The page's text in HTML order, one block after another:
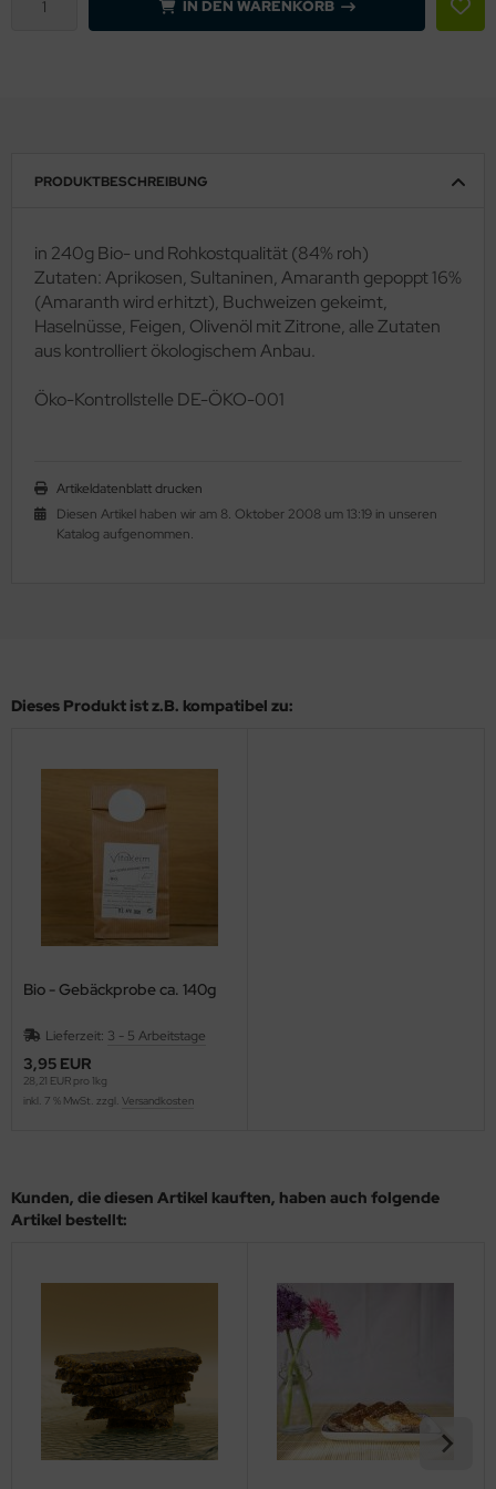
IN DEN WARENKORB
PRODUKTBESCHREIBUNG
in 240g Bio- und Rohkostqualität (84% roh)
Zutaten: Aprikosen, Sultaninen, Amaranth gepoppt 16%
(Amaranth wird erhitzt), Buchweizen gekeimt,
Haselnüsse, Feigen, Olivenöl mit Zitrone, alle Zutaten
aus kontrolliert ökologischem Anbau.
Öko-Kontrollstelle DE-ÖKO-001
Artikeldatenblatt drucken
Diesen Artikel haben wir am 8. Oktober 2008 um 13:19 in unseren
Katalog aufgenommen.
Dieses Produkt ist z.B. kompatibel zu:
Bio - Gebäckprobe ca. 140g
Lieferzeit: 3 - 5 Arbeitstage
3,95 EUR
28,21 EUR pro 1kg
inkl. 7 % MwSt. zzgl. Versandkosten
Kunden, die diesen Artikel kauften, haben auch folgende
Artikel bestellt: